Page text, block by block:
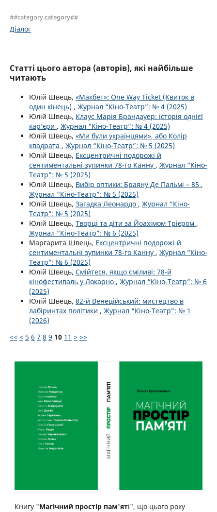
##category.category##
Діалог
Статті цього автора (авторів), які найбільше
читають
Юлій Швець, «Макбет»: One Way Ticket (Квиток в
один кінець) , Журнал “Кіно-Театр”: № 4 (2025)
Юлій Швець, Клаус Марія Брандауер: історія однієї
кар’єри , Журнал “Кіно-Театр”: № 4 (2025)
Юлій Швець, «Ми були українцями», або Колір
квадрата , Журнал “Кіно-Театр”: № 5 (2025)
Юлій Швець, Ексцентричні подорожі й
сентиментальні зупинки 78-го Канну , Журнал “Кіно-
Театр”: № 5 (2025)
Юлій Швець, Вибір оптики: Браяну Де Пальмі – 85 ,
Журнал “Кіно-Театр”: № 5 (2025)
Юлій Швець, Загадка Леонардо , Журнал “Кіно-
Театр”: № 5 (2025)
Юлій Швець, Творці та діти за Йоахімом Трієром ,
Журнал “Кіно-Театр”: № 6 (2025)
Маргарита Швець, Ексцентричні подорожі й
сентиментальні зупинки 78-го Канну , Журнал “Кіно-
Театр”: № 6 (2025)
Юлій Швець, Смійтеся, якщо сміливі: 78-й
кінофестиваль у Локарно , Журнал “Кіно-Театр”: № 6
(2025)
Юлій Швець, 82-й Венеційський: мистецтво в
лабіринтах політики , Журнал “Кіно-Театр”: № 1
(2026)
<< < 5 6 7 8 9 10 11 > >>
Книгу "Магічний простір пам'яті", що цього року